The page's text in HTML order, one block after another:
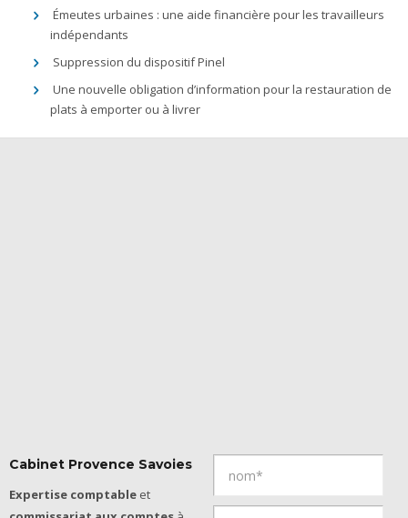
Émeutes urbaines : une aide financière pour les travailleurs
indépendants
Suppression du dispositif Pinel
Une nouvelle obligation d’information pour la restauration de
plats à emporter ou à livrer
Cabinet Provence Savoies
Expertise comptable et